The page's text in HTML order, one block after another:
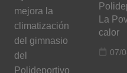
La
calor
07/